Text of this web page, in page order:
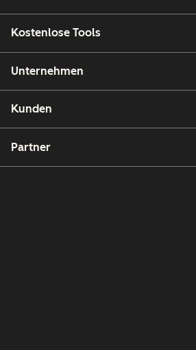
Kostenlose Tools
Unternehmen
Kunden
Partner